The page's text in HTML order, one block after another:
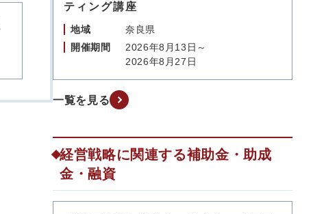
ティング講座
地域
奈良県
開催期間
2026年8月13日～
2026年8月27日
一覧を見る
経営戦略に関連する補助金・助成
金・融資